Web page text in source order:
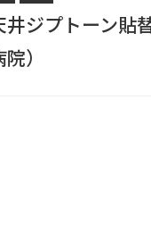
井ジプトーン貼
）